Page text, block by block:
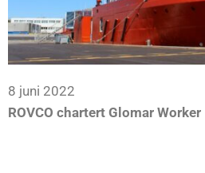
8 juni 2022
ROVCO chartert Glomar Worker